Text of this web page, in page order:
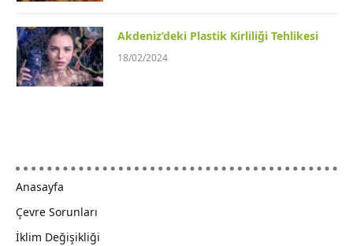
Akdeniz’deki Plastik Kirliliği Tehlikesi
18/02/2024
Anasayfa
Çevre Sorunları
İklim Değişikliği